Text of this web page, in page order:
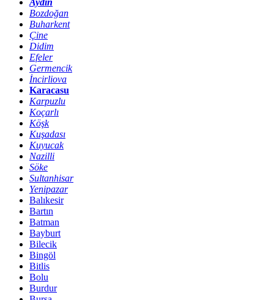
Bozdoğan
Buharkent
Çine
Didim
Efeler
Germencik
İncirliova
Karacasu
Karpuzlu
Koçarlı
Köşk
Kuşadası
Kuyucak
Nazilli
Söke
Sultanhisar
Yenipazar
Balıkesir
Bartın
Batman
Bayburt
Bilecik
Bingöl
Bitlis
Bolu
Burdur